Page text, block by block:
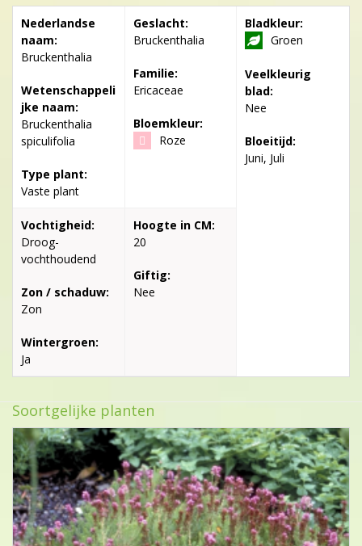
Nederlandse
naam:
Bruckenthalia
Wetenschappeli
jke naam:
Bruckenthalia
spiculifolia
Type plant:
Vaste plant
Geslacht:
Bruckenthalia
Familie:
Ericaceae
Bloemkleur:
Roze
Bladkleur:
Groen
Veelkleurig
blad:
Nee
Bloeitijd:
Juni, Juli
Vochtigheid:
Droog-
vochthoudend
Zon / schaduw:
Zon
Wintergroen:
Ja
Hoogte in CM:
20
Giftig:
Nee
Soortgelijke planten